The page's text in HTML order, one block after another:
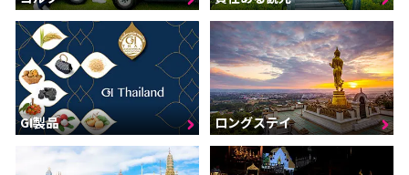
GI製品 ロングステイ